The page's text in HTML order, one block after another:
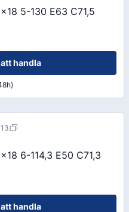
5-130 E63 C71,5
handla
6-114,3 E50 C71,3
handla